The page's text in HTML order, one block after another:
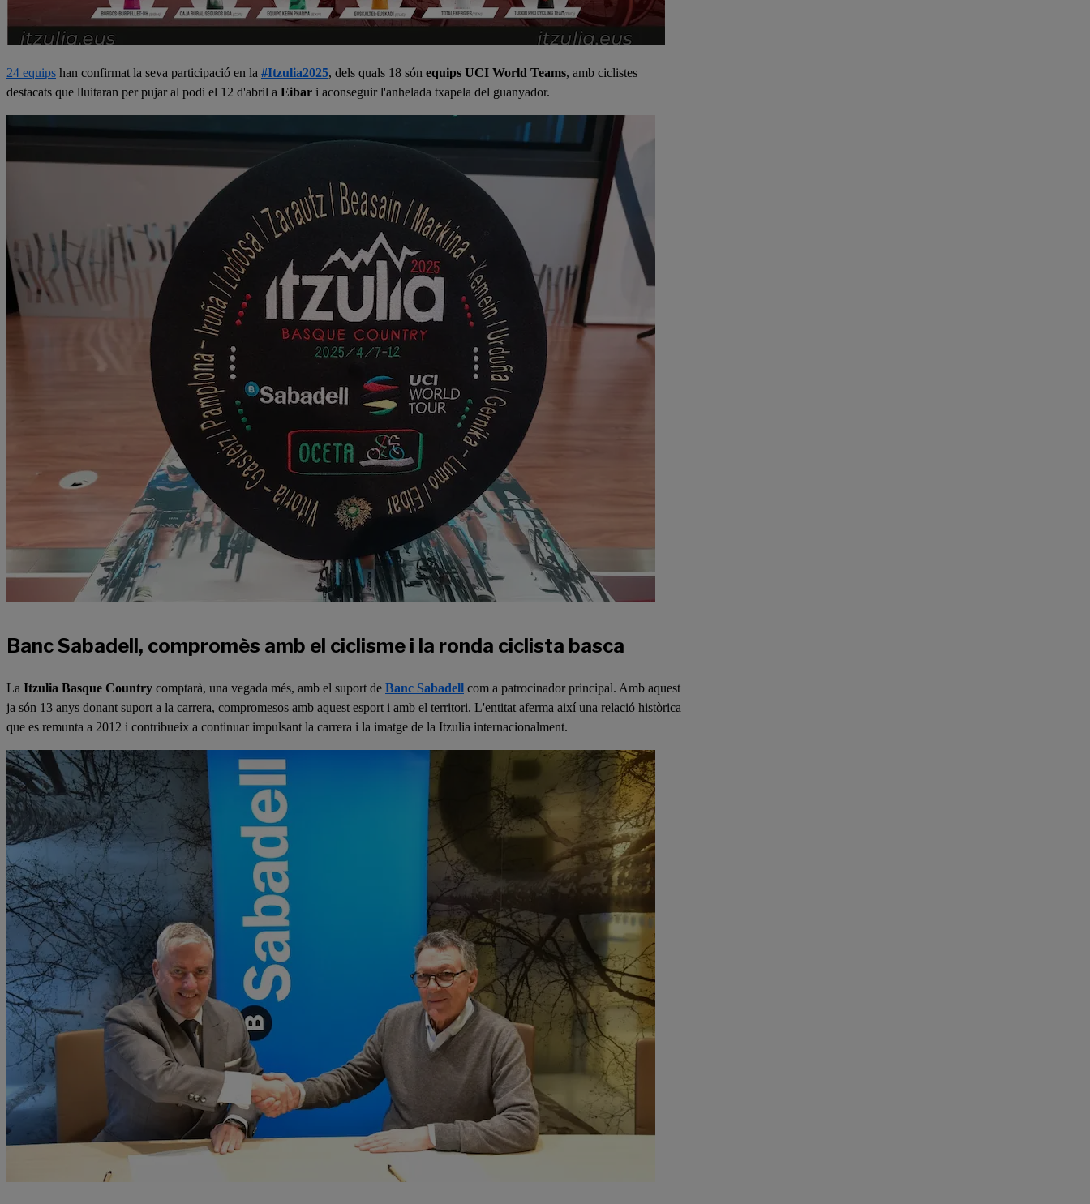
24 equips han confirmat la seva participació en la #Itzulia2025, dels quals 18 són equips UCI World Teams, amb ciclistes
destacats que lluitaran per pujar al podi el 12 d'abril a Eibar i aconseguir l'anhelada txapela del guanyador.
Banc Sabadell, compromès amb el ciclisme i la ronda ciclista basca
La Itzulia Basque Country comptarà, una vegada més, amb el suport de Banc Sabadell com a patrocinador principal. Amb aquest
ja són 13 anys donant suport a la carrera, compromesos amb aquest esport i amb el territori. L'entitat aferma així una relació històrica
que es remunta a 2012 i contribueix a continuar impulsant la carrera i la imatge de la Itzulia internacionalment.